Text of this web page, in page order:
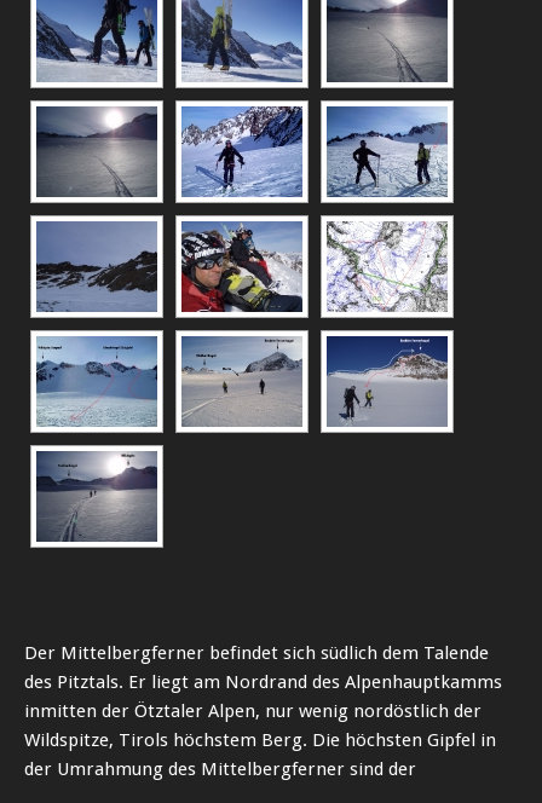
Der Mittelbergferner befindet sich südlich dem Talende
des Pitztals. Er liegt am Nordrand des Alpenhauptkamms
inmitten der Ötztaler Alpen, nur wenig nordöstlich der
Wildspitze, Tirols höchstem Berg. Die höchsten Gipfel in
der Umrahmung des Mittelbergferner sind der